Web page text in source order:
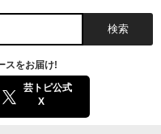
スをお届け!
芸トピ公式
X